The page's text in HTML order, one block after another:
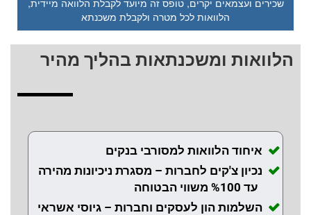
שכירים ועצמאים יקרים, טופס זה מיועד לקבלת הלוואה מיידית,
הלוואות לכל מטרה ולקבלת משכנתא
הלוואות ומשכנתאות בהליך מהיר
איחוד הלוואות למסורבי בנקים
נכיון צ'קים לחברות – מסגרת ניכיונות מהירה
עד %100 משווי הבטוחה
השלמות הון לעסקים וחברות – גיוסי אשראי